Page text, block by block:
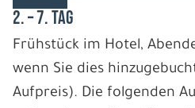
2. – 7. TAG
Frühstück im Hotel,
wenn Sie dies
Aufpreis). Die folgenden